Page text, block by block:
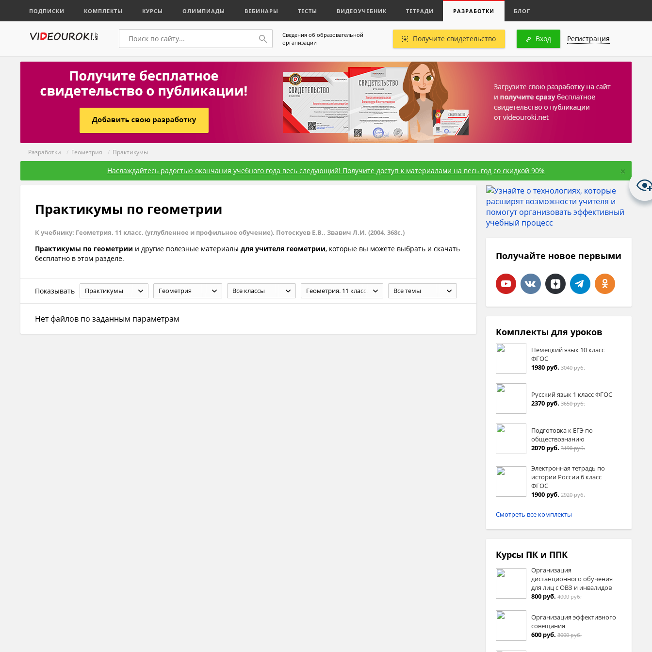
ПОДПИСКИ КОМПЛЕКТЫ КУРСЫ ОЛИМПИАДЫ ВЕБИНАРЫ ТЕСТЫ ВИДЕОУЧЕБНИК ТЕТРАДИ РАЗРАБОТКИ БЛОГ
Сведения об образовательной
организации
Получите свидетельство Вход Регистрация
Разработки / Геометрия / Практикумы
Наслаждайтесь радостью окончания учебного года весь следующий! Получите доступ к материалами на весь год со скидкой 90% ×
Практикумы по геометрии
К учебнику: Геометрия. 11 класс. (углубленное и профильное обучение). Потоскуев Е.В., Звавич Л.И. (2004, 368с.)
Практикумы по геометрии и другие полезные материалы для учителя геометрии, которые вы можете выбрать и скачать
бесплатно в этом разделе.
Показывать Практикумы Геометрия Все классы Геометрия. 11 класс. (углубленное и профильное обучение). Потоскуев Е.В., Звавич Л.И. (2004, 368с.) Все темы
Нет файлов по заданным параметрам
Получайте новое первыми
Комплекты для уроков
Немецкий язык 10 класс
ФГОС
1980 руб. 3040 руб.
Русский язык 1 класс ФГОС
2370 руб. 3650 руб.
Подготовка к ЕГЭ по
обществознанию
2070 руб. 3190 руб.
Электронная тетрадь по
истории России 6 класс
ФГОС
1900 руб. 2920 руб.
Смотреть все комплекты
Курсы ПК и ППК
Организация
дистанционного обучения
для лиц с ОВЗ и инвалидов
800 руб. 4000 руб.
Организация эффективного
совещания
600 руб. 3000 руб.